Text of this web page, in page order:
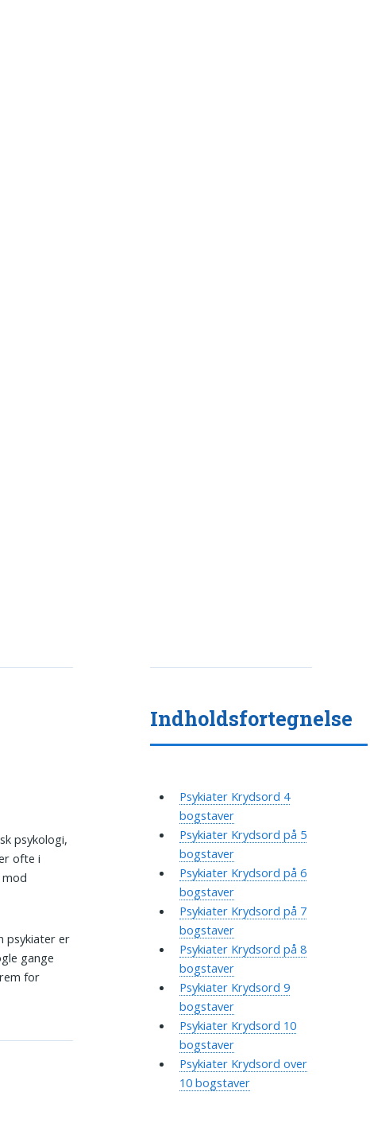
psykologi,
ofte i
psykiater er
gange
for
Indholdsfortegnelse
Psykiater Krydsord 4
bogstaver
Psykiater Krydsord på 5
bogstaver
Psykiater Krydsord på 6
bogstaver
Psykiater Krydsord på 7
bogstaver
Psykiater Krydsord på 8
bogstaver
Psykiater Krydsord 9
bogstaver
Psykiater Krydsord 10
bogstaver
Psykiater Krydsord over
10 bogstaver